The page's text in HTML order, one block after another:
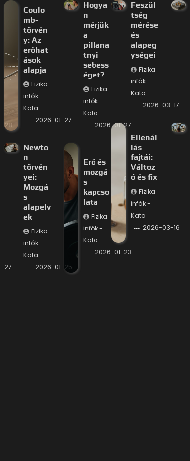
28
Coulo
mb-
törvén
y: Az
erőhat
ások
alapja
Fizika
infók -
Kata
2026-01-27
Hogya
n
mérjük
a
pillana
tnyi
sebess
éget?
Fizika
infók -
Kata
2026-01-27
27
Newto
n
törvén
yei:
Mozgá
s
alapelv
ek
Fizika
infók -
Kata
2026-01-25
Erő és
mozgá
s
kapcso
lata
Fizika
infók -
Kata
2026-01-23
Feszül
tség
mérése
és
alapeg
ységei
Fizika
infók -
Kata
2026-03-17
Ellenál
lás
fajtái:
Változ
ó és fix
Fizika
infók -
Kata
2026-03-16